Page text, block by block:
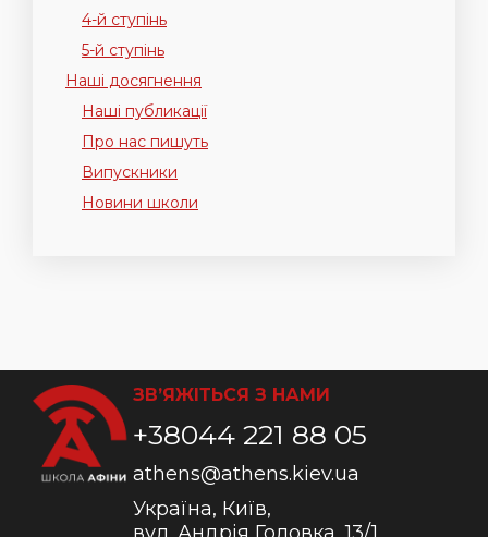
4-й ступінь
5-й ступінь
Наші досягнення
Наші публикації
Про нас пишуть
Випускники
Новини школи
ЗВ’ЯЖІТЬСЯ З НАМИ
+38044 221 88 05
athens@athens.kiev.ua
Україна, Київ,